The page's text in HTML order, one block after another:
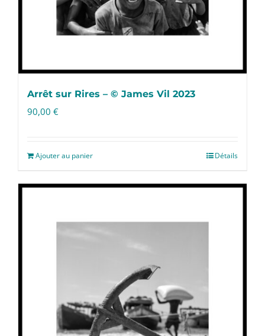
Arrêt sur Rires – © James Vil 2023
90,00 €
Ajouter au panier Détails